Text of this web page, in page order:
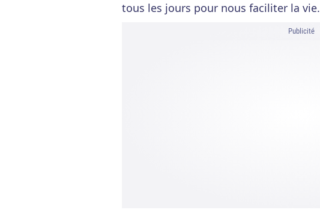
tous les jours pour nous faciliter la vie.
Publicité